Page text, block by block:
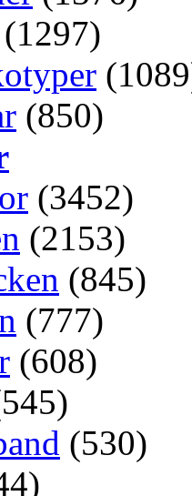
(1297)
(850)
(3452)
(2153)
(845)
(777)
(608)
(530)